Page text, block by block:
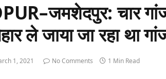
चार
ले जाया जा रहा था
1, 2021 No Comments 1 Min Read